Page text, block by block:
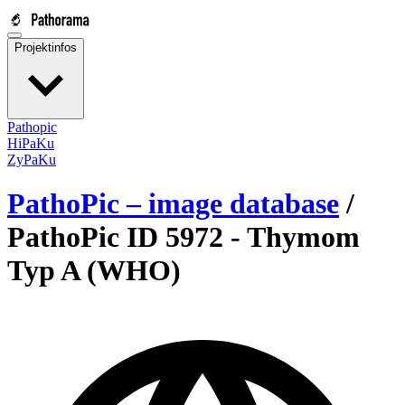
Projektinfos
Pathopic
HiPaKu
ZyPaKu
PathoPic – image database /
PathoPic ID 5972 - Thymom
Typ A (WHO)